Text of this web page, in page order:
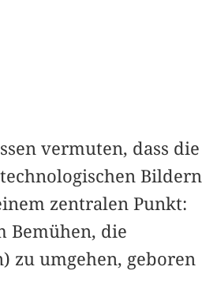
vermuten, dass die
Bildern
zentralen Punkt:
Bemühen, die
zu umgehen, geboren